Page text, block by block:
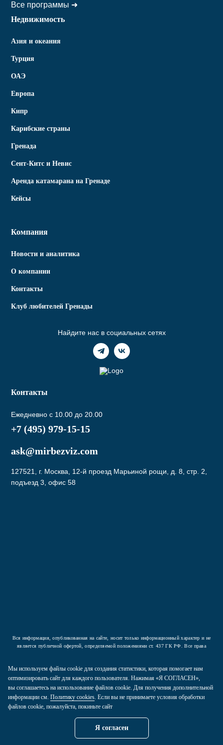
Все программы ➜
Недвижимость
Азия и океания
Турция
ОАЭ
Европа
Кипр
Карибские страны
Гренада
Сент-Китс и Невис
Аренда катамарана на Гренаде
Кейсы
Компания
Новости и аналитика
О компании
Контакты
Клуб любителей Гренады
Найдите нас в социальных сетях
Контакты
Ежедневно с 10.00 до 20.00
+7 (495) 979-15-15
ask@mirbezviz.com
127521, г. Москва, 12-й проезд Марьиной рощи, д. 8, стр. 2,
подъезд 3, офис 58
Вся информация, опубликованная на сайте, носит только информационный характер и не
является публичной офертой, определяемой положениями ст. 437 ГК РФ. Все права
2026 © ООО «Компания Аркада». Все права защищены.
Политика конфиденциальности
Пользовательское соглашение
Политика Cookies
Мы используем файлы cookie для создания статистики, которая помогает нам
оптимизировать сайт для каждого пользователя. Нажимая «Я СОГЛАСЕН»,
вы соглашаетесь на использование файлов cookie. Для получения дополнительной
информации см. Политику cookies. Если вы не принимаете условия обработки
файлов cookie, пожалуйста, покиньте сайт
Я согласен